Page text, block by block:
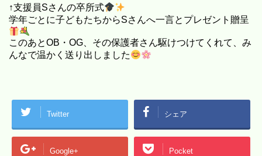
↑支援員Sさんの卒所式
学年ごとに子どもたちからSさんへ一言とプレゼント贈呈
このあとOB・OG、その保護者さん駆けつけてくれて、み
んなで温かく送り出しました
Twitter シェア
Google+ Pocket